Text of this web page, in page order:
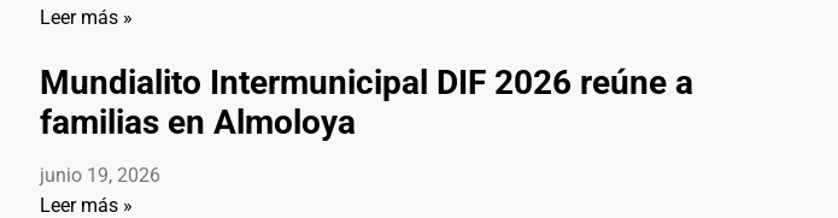
Leer más »
Mundialito Intermunicipal DIF 2026 reúne a
familias en Almoloya
junio 19, 2026
Leer más »